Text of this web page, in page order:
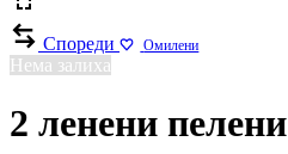
Спореди Омилени
Нема залиха
2 ленени пелени